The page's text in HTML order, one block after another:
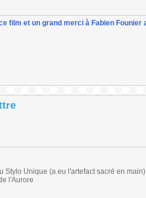
film et un grand merci à Fabien
Stylo Unique (a eu l'artefact sacré en
l'Aurore